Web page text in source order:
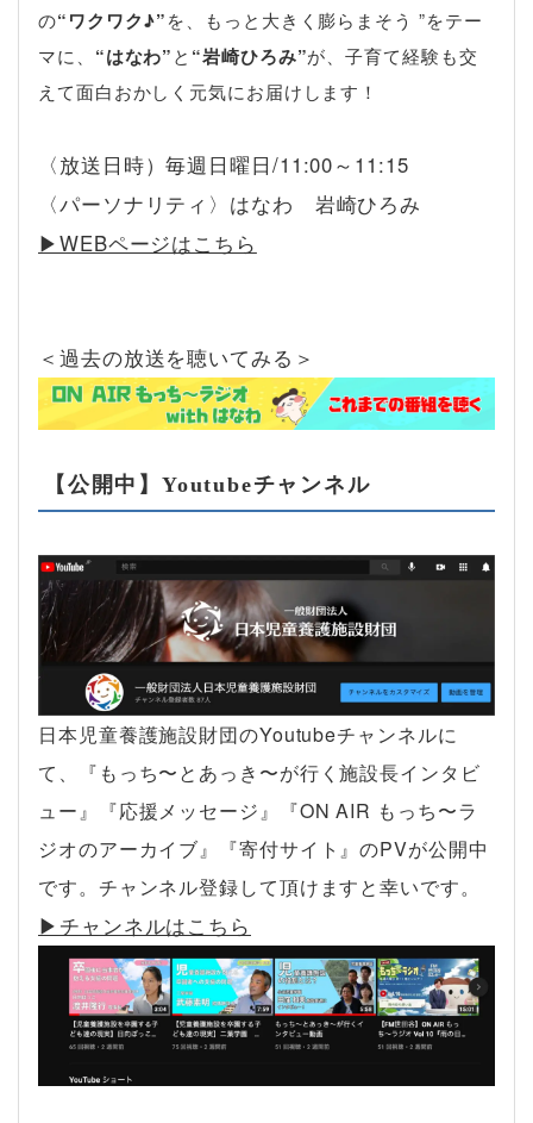
の“ワクワク♪”を、もっと大きく膨らまそう ”をテー
マに、 “はなわ”と “岩崎ひろみ”が、子育て経験も交
えて面白おかしく元気にお届けします！
〈放送日時）毎週日曜日/11:00～11:15
〈パーソナリティ〉はなわ 岩崎ひろみ
▶︎WEBページはこちら
＜過去の放送を聴いてみる＞
【公開中】Youtubeチャンネル
日本児童養護施設財団のYoutubeチャンネルに
て、『もっち〜とあっき〜が行く施設長インタビ
ュー』『応援メッセージ』『ON AIR もっち〜ラ
ジオのアーカイブ』『寄付サイト』のPVが公開中
です。チャンネル登録して頂けますと幸いです。
▶︎チャンネルはこちら